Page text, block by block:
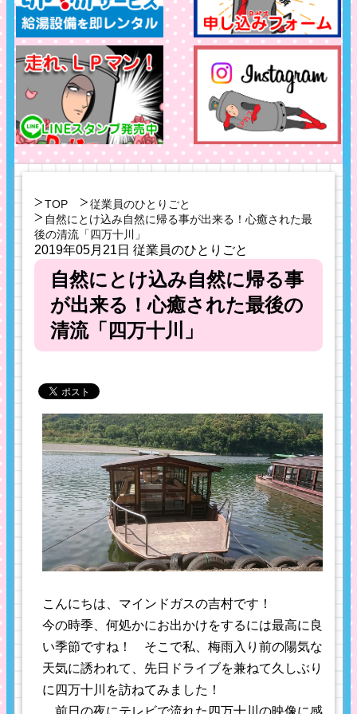
TOP
従業員のひとりごと
自然にとけ込み自然に帰る事が出来る！心癒された最
後の清流「四万十川」
2019年05月21日 従業員のひとりごと
自然にとけ込み自然に帰る事
が出来る！心癒された最後の
清流「四万十川」
こんにちは、マインドガスの吉村です！
今の時季、何処かにお出かけをするには最高に良
い季節ですね！ そこで私、梅雨入り前の陽気な
天気に誘われて、先日ドライブを兼ねて久しぶり
に四万十川を訪ねてみました！
前日の夜にテレビで流れた四万十川の映像に感